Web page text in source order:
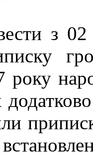
з 02
року